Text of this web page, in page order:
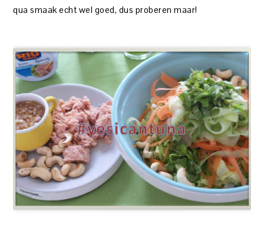
qua smaak echt wel goed, dus proberen maar!